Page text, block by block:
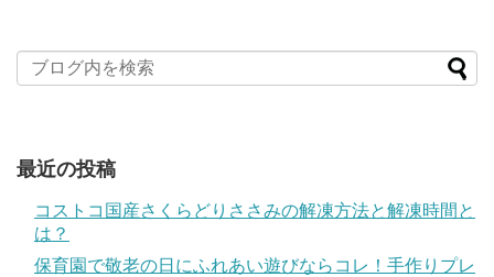
最近の投稿
コストコ国産さくらどりささみの解凍方法と解凍時間と
は？
保育園で敬老の日にふれあい遊びならコレ！手作りプレ